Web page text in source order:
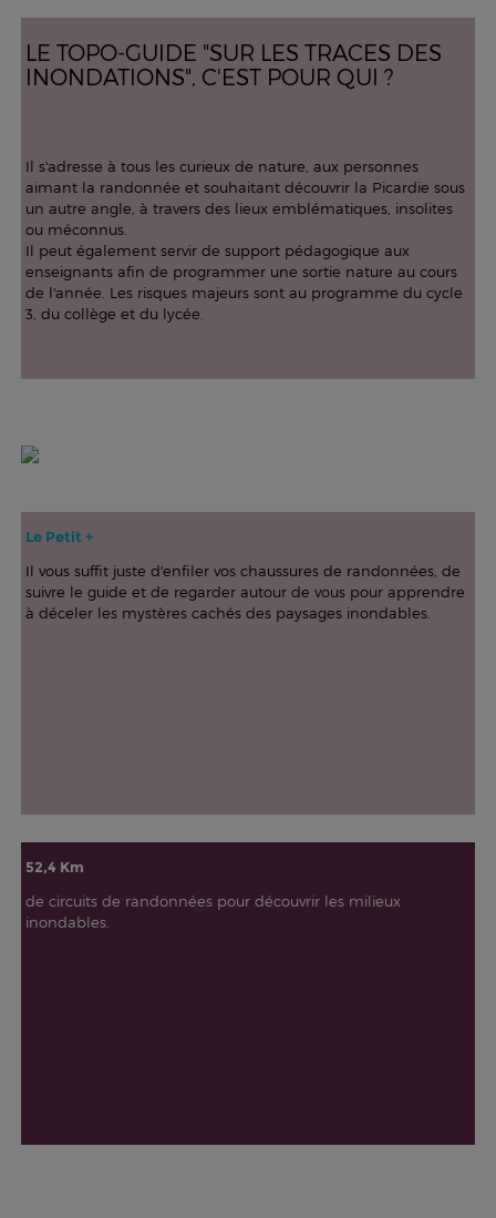
LE TOPO-GUIDE "SUR LES TRACES DES
INONDATIONS", C'EST POUR QUI ?
Il s'adresse à tous les curieux de nature, aux personnes
aimant la randonnée et souhaitant découvrir la Picardie sous
un autre angle, à travers des lieux emblématiques, insolites
ou méconnus.
Il peut également servir de support pédagogique aux
enseignants afin de programmer une sortie nature au cours
de l'année. Les risques majeurs sont au programme du cycle
3, du collège et du lycée.
Le Petit +
Il vous suffit juste d'enfiler vos chaussures de randonnées, de
suivre le guide et de regarder autour de vous pour apprendre
à déceler les mystères cachés des paysages inondables.
52,4 Km
de circuits de randonnées pour découvrir les milieux
inondables.